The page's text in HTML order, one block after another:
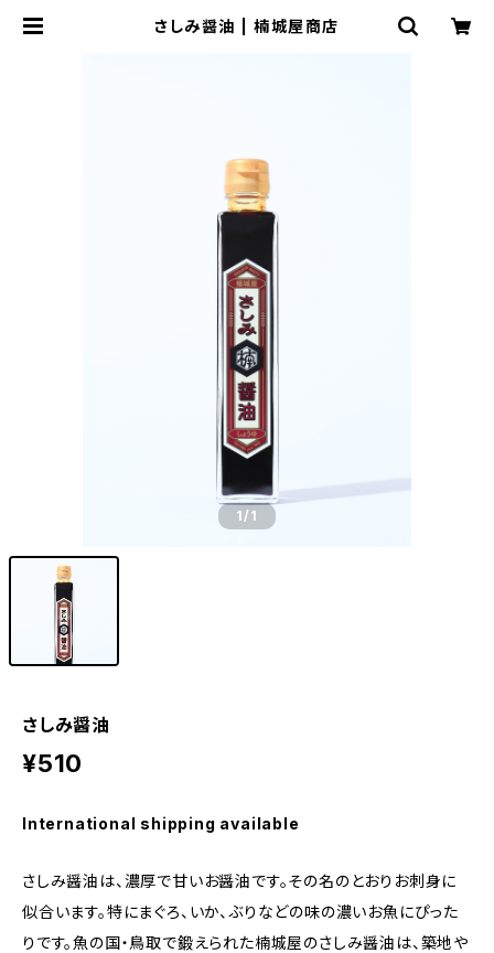
さしみ醤油 | 楠城屋商店
1/1
さしみ醤油
¥510
International shipping available
さしみ醤油は、濃厚で甘いお醤油です。その名のとおりお刺身に
似合います。特にまぐろ、いか、ぶりなどの味の濃いお魚にぴった
りです。魚の国・鳥取で鍛えられた楠城屋のさしみ醤油は、築地や